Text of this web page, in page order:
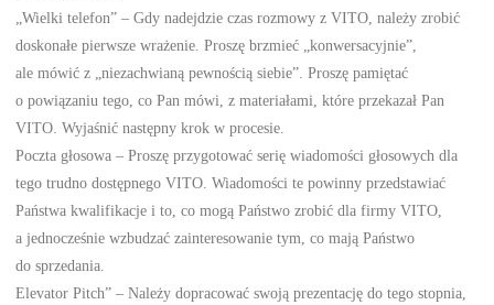
„Wielki telefon” – Gdy nadejdzie czas rozmowy z VITO, należy zrobić
doskonałe pierwsze wrażenie. Proszę brzmieć „konwersacyjnie”,
ale mówić z „niezachwianą pewnością siebie”. Proszę pamiętać
o powiązaniu tego, co Pan mówi, z materiałami, które przekazał Pan
VITO. Wyjaśnić następny krok w procesie.
Poczta głosowa – Proszę przygotować serię wiadomości głosowych dla
tego trudno dostępnego VITO. Wiadomości te powinny przedstawiać
Państwa kwalifikacje i to, co mogą Państwo zrobić dla firmy VITO,
a jednocześnie wzbudzać zainteresowanie tym, co mają Państwo
do sprzedania.
Elevator Pitch” – Należy dopracować swoją prezentację do tego stopnia,